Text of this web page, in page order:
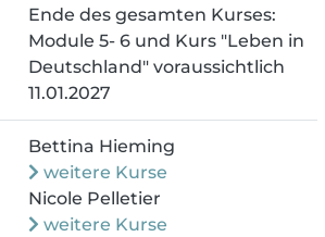
Ende des gesamten Kurses:
Module 5- 6 und Kurs "Leben in
Deutschland" voraussichtlich
11.01.2027
Bettina Hieming
weitere Kurse
Nicole Pelletier
weitere Kurse